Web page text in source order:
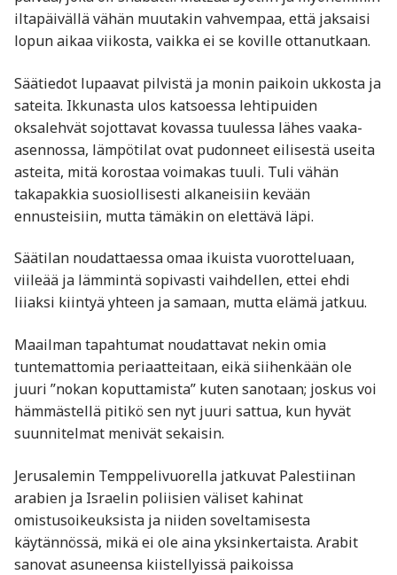
iltapäivällä vähän muutakin vahvempaa, että jaksaisi
lopun aikaa viikosta, vaikka ei se koville ottanutkaan.
Säätiedot lupaavat pilvistä ja monin paikoin ukkosta ja
sateita. Ikkunasta ulos katsoessa lehtipuiden
oksalehvät sojottavat kovassa tuulessa lähes vaaka-
asennossa, lämpötilat ovat pudonneet eilisestä useita
asteita, mitä korostaa voimakas tuuli. Tuli vähän
takapakkia suosiollisesti alkaneisiin kevään
ennusteisiin, mutta tämäkin on elettävä läpi.
Säätilan noudattaessa omaa ikuista vuorotteluaan,
viileää ja lämmintä sopivasti vaihdellen, ettei ehdi
liiaksi kiintyä yhteen ja samaan, mutta elämä jatkuu.
Maailman tapahtumat noudattavat nekin omia
tuntemattomia periaatteitaan, eikä siihenkään ole
juuri ”nokan koputtamista” kuten sanotaan; joskus voi
hämmästellä pitikö sen nyt juuri sattua, kun hyvät
suunnitelmat menivät sekaisin.
Jerusalemin Temppelivuorella jatkuvat Palestiinan
arabien ja Israelin poliisien väliset kahinat
omistusoikeuksista ja niiden soveltamisesta
käytännössä, mikä ei ole aina yksinkertaista. Arabit
sanovat asuneensa kiistellyissä paikoissa